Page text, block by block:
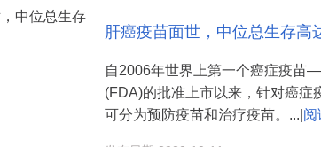
肝癌疫苗面世，中位总生存高
自2006年世界上第一个癌症疫苗
(FDA)的批准上市以来，针对癌症
可分为预防疫苗和治疗疫苗。...| 阅